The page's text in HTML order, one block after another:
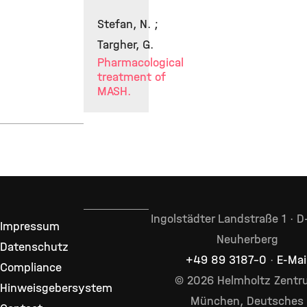
Stefan, N. ;
Targher, G.
Pharmacological
treatment of
MASH.
Impressum
Datenschutz
Compliance
Hinweisgebersystem
Ingolstädter Landstraße 1 ·
Neuherberg
+49 89 3187–0 · E-Mail
© 2026 Helmholtz
München, Deutsches